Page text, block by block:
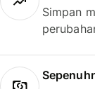
Simpan